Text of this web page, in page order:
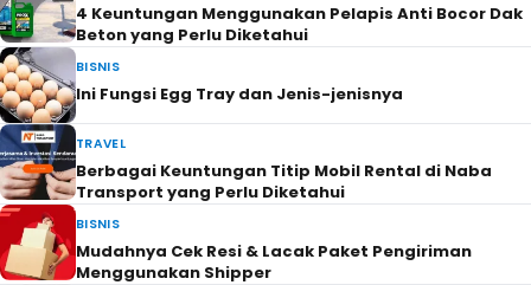
4 Keuntungan Menggunakan Pelapis Anti Bocor Dak
Beton yang Perlu Diketahui
BISNIS
Ini Fungsi Egg Tray dan Jenis-jenisnya
TRAVEL
Berbagai Keuntungan Titip Mobil Rental di Naba
Transport yang Perlu Diketahui
BISNIS
Mudahnya Cek Resi & Lacak Paket Pengiriman
Menggunakan Shipper